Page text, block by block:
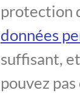
protection
données
suffisant,
pouvez